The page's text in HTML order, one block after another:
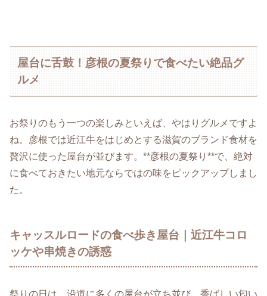
屋台に舌鼓！彦根の夏祭りで食べたい絶品グ
ルメ
お祭りのもう一つの楽しみといえば、やはりグルメですよ
ね。彦根では近江牛をはじめとする滋賀のブランド食材を
贅沢に使った屋台が並びます。**彦根の夏祭り**で、絶対
に食べておきたい地元ならではの味をピックアップしまし
た。
キャッスルロードの食べ歩き屋台｜近江牛コロ
ッケや串焼きの誘惑
祭りの日は、沿道に多くの屋台が立ち並び、香ばしい匂い